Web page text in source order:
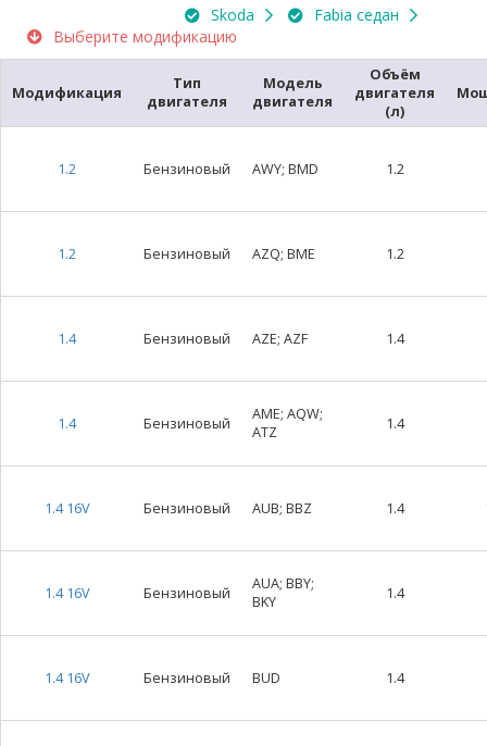
Skoda
Fabia седан
Выберите модификацию
Модификация
Тип
двигателя
Модель
двигателя
Объём
двигателя
(л)
1.2 Бензиновый AWY; BMD 1.2
1.2 Бензиновый AZQ; BME 1.2
1.4 Бензиновый AZE; AZF 1.4
1.4 Бензиновый
AME; AQW;
ATZ
1.4
1.4 16V Бензиновый AUB; BBZ 1.4
1.4 16V Бензиновый
AUA; BBY;
BKY
1.4
1.4 16V Бензиновый BUD 1.4